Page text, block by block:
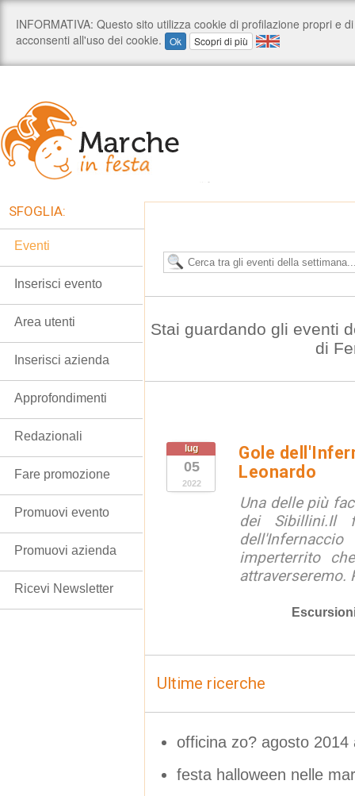
Stai guardando gli eventi
di
lug
05
2022
Gole
Leonardo
Una delle più
dei Sibillini.Il
imperterrito
attraverseremo.
Ultime ricerche
officina zo? agosto
festa halloween nelle
SFOGLIA:
Eventi
Inserisci evento
Area utenti
Inserisci azienda
Approfondimenti
Redazionali
Fare promozione
Promuovi evento
Promuovi azienda
Ricevi Newsletter